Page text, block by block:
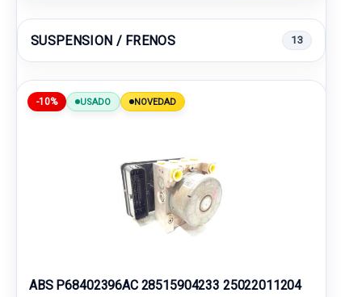
SUSPENSION / FRENOS 13
-10% USADO NOVEDAD
ABS P68402396AC 28515904233 25022011204